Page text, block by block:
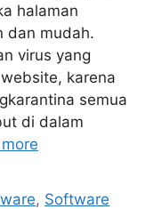
halaman
dan mudah.
virus yang
karena
semua
di dalam
, Software